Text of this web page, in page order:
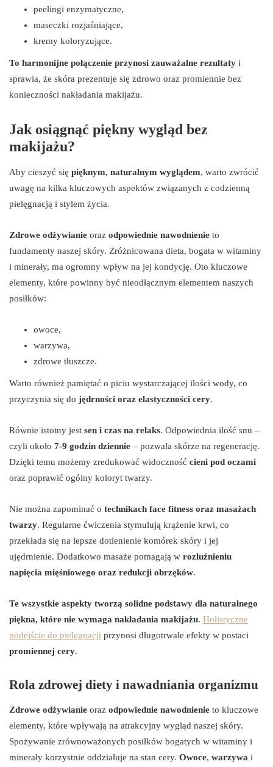
peelingi enzymatyczne,
maseczki rozjaśniające,
kremy koloryzujące.
To harmonijne połączenie przynosi zauważalne rezultaty i
sprawia, że skóra prezentuje się zdrowo oraz promiennie bez
konieczności nakładania makijażu.
Jak osiągnąć piękny wygląd bez
makijażu?
Aby cieszyć się pięknym, naturalnym wyglądem, warto zwrócić
uwagę na kilka kluczowych aspektów związanych z codzienną
pielęgnacją i stylem życia.
Zdrowe odżywianie oraz odpowiednie nawodnienie to
fundamenty naszej skóry. Zróżnicowana dieta, bogata w witaminy
i minerały, ma ogromny wpływ na jej kondycję. Oto kluczowe
elementy, które powinny być nieodłącznym elementem naszych
posiłków:
owoce,
warzywa,
zdrowe tłuszcze.
Warto również pamiętać o piciu wystarczającej ilości wody, co
przyczynia się do jędrności oraz elastyczności cery.
Równie istotny jest sen i czas na relaks. Odpowiednia ilość snu –
czyli około 7-9 godzin dziennie – pozwala skórze na regenerację.
Dzięki temu możemy zredukować widoczność cieni pod oczami
oraz poprawić ogólny koloryt twarzy.
Nie można zapominać o technikach face fitness oraz masażach
twarzy. Regularne ćwiczenia stymulują krążenie krwi, co
przekłada się na lepsze dotlenienie komórek skóry i jej
ujędrnienie. Dodatkowo masaże pomagają w rozluźnieniu
napięcia mięśniowego oraz redukcji obrzęków.
Te wszystkie aspekty tworzą solidne podstawy dla naturalnego
piękna, które nie wymaga nakładania makijażu. Holistyczne
podejście do pielęgnacji przynosi długotrwałe efekty w postaci
promiennej cery.
Rola zdrowej diety i nawadniania organizmu
Zdrowe odżywianie oraz odpowiednie nawodnienie to kluczowe
elementy, które wpływają na atrakcyjny wygląd naszej skóry.
Spożywanie zrównoważonych posiłków bogatych w witaminy i
minerały korzystnie oddziałuje na stan cery. Owoce, warzywa i